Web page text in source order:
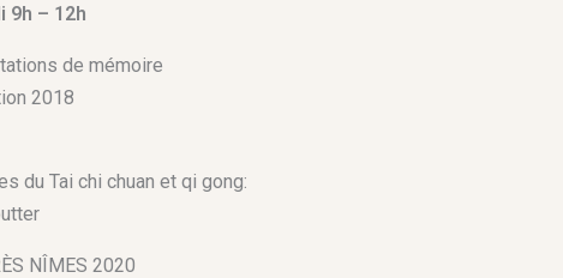
9h – 12h
de mémoire
2018
du Tai chi chuan et qi gong:
NÎMES 2020